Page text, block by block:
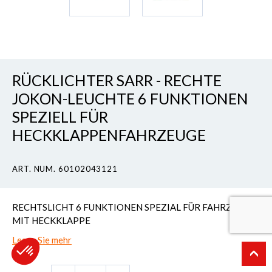
RÜCKLICHTER SARR - RECHTE
JOKON-LEUCHTE 6 FUNKTIONEN
SPEZIELL FÜR
HECKKLAPPENFAHRZEUGE
ART. NUM. 60102043121
RECHTSLICHT 6 FUNKTIONEN SPEZIAL FÜR FAHRZEUGE
MIT HECKKLAPPE
Lesen Sie mehr